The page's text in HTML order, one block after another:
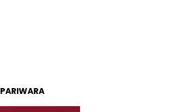
PARIWARA